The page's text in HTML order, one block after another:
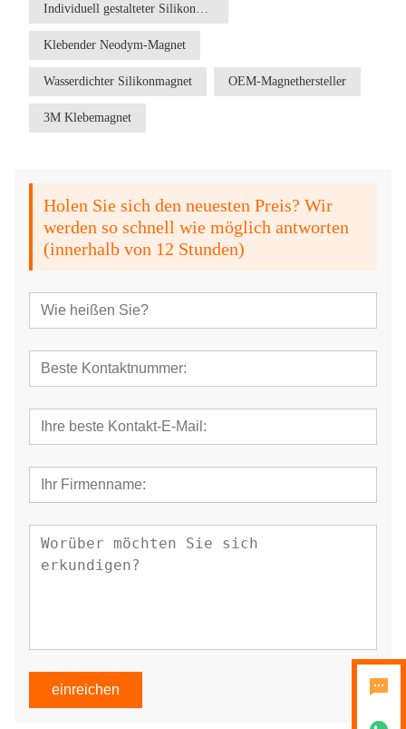
Individuell gestalteter Silikonmagnet
Klebender Neodym-Magnet
Wasserdichter Silikonmagnet OEM-Magnethersteller
3M Klebemagnet
Holen Sie sich den neuesten Preis? Wir
werden so schnell wie möglich antworten
(innerhalb von 12 Stunden)
einreichen